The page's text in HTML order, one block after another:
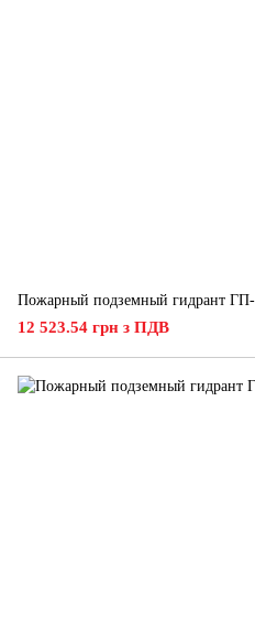
Пожарный подземный гидрант
12 523.54 грн з ПДВ